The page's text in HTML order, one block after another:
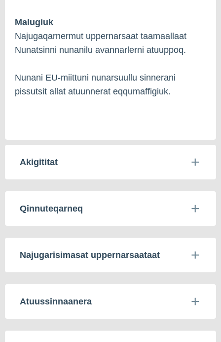
Malugiuk
Najugaqarnermut uppernarsaat taamaallaat
Nunatsinni nunanilu avannarlerni atuuppoq.
Nunani EU-miittuni nunarsuullu sinnerani
pissutsit allat atuunnerat eqqumaffigiuk.
Akigititat
Qinnuteqarneq
Najugarisimasat uppernarsaataat
Atuussinnaanera